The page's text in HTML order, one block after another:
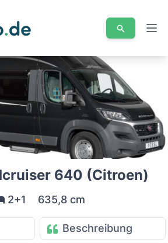
640 (Citroen)
2+1 635,8 cm
Beschreibung